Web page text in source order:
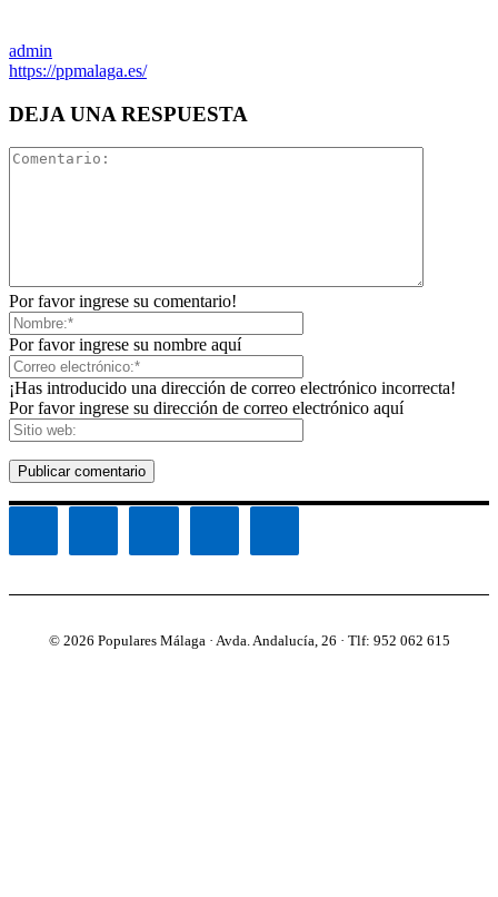
admin
https://ppmalaga.es/
DEJA UNA RESPUESTA
Por favor ingrese su comentario!
Por favor ingrese su nombre aquí
¡Has introducido una dirección de correo electrónico incorrecta!
Por favor ingrese su dirección de correo electrónico aquí
© 2026 Populares Málaga · Avda. Andalucía, 26 · Tlf: 952 062 615